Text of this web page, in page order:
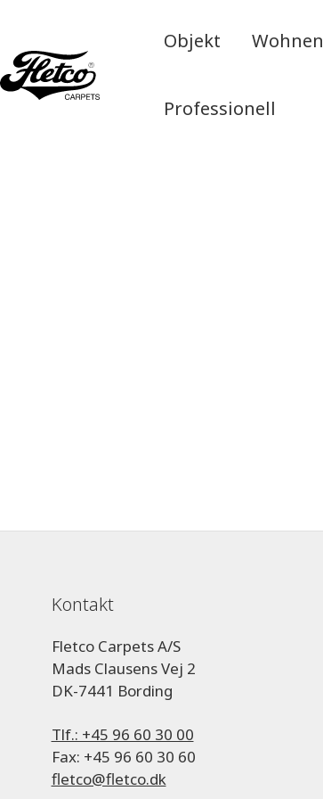
Objekt Wohnen
Professionell
Kontakt
Fletco Carpets A/S
Mads Clausens Vej 2
DK-7441 Bording
Tlf.: +45 96 60 30 00
Fax: +45 96 60 30 60
fletco@fletco.dk